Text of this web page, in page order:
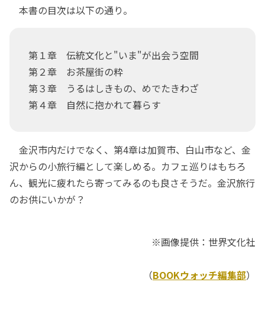
本書の目次は以下の通り。
第１章 伝統文化と"いま"が出会う空間
第２章 お茶屋街の粋
第３章 うるはしきもの、めでたきわざ
第４章 自然に抱かれて暮らす
金沢市内だけでなく、第4章は加賀市、白山市など、金
沢からの小旅行編として楽しめる。カフェ巡りはもちろ
ん、観光に疲れたら寄ってみるのも良さそうだ。金沢旅行
のお供にいかが？
※画像提供：世界文化社
（BOOKウォッチ編集部）